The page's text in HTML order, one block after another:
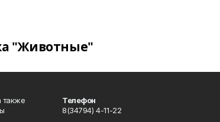
"Животные"
также
Телефон
8(34794) 4-11-22